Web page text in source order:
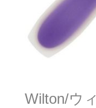
Wilton/ウ